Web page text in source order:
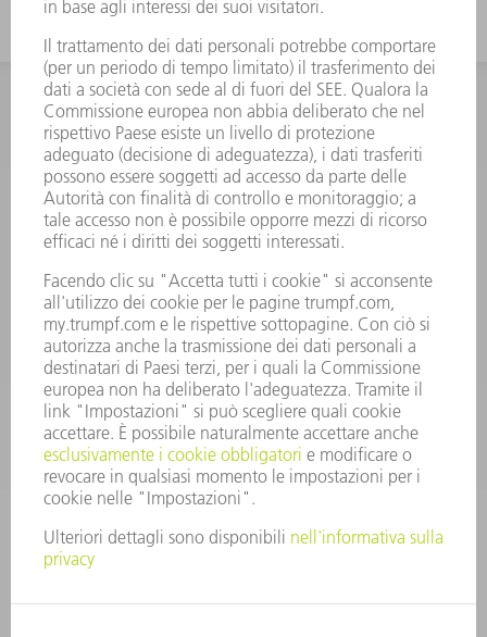
INFORMAZIONE
Domande frequenti
Condizioni generali di contratto
CONTATTO
RICAMBI TRUMPF ITALIA
+39 02 48489420
lunedì a venerdì: 08:30 – 18:00
ricambi@trumpf.com
CONTATTO
UTENSILI TRUMPF ITALIA
+39 02 48489482
lunedì a venerdì: 08:00 – 18:00
utensili@trumpf.com